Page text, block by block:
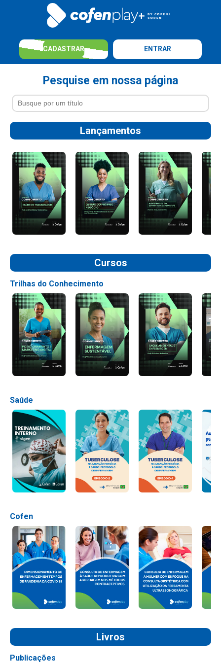
CADASTRAR ENTRAR
Pesquise em nossa página
Lançamentos
Cursos
Trilhas do Conhecimento
Saúde
Cofen
Livros
Publicações